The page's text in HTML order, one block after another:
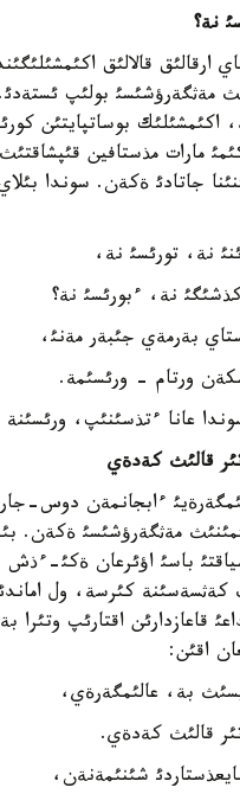
نة؟
ارقالئق قالالئق
مةثگةرؤشئسئ بولئپ
اكئمشئلئك بوساتپايتئن
مارات مذستافين قئپشاقتئث
جاتادئ ةكةن. سوندا
نة، تورئسئ نة،
نة، ءبورئسئ نة؟
بةرمةي جئبةر مةنئ،
ورتام - ورئسئمة.
عانا ءتذسئنئپ، ورئسئنة
قالئث كةدةي
ءابجانمةن دوس-
مةثگةرؤشئسئ ةكةن.
باسئ اؤئرعان ةكئ-ءذش
كةثسةسئنة كئرسة، ول
قاعازدارئن اقتارئپ وتئرا
اقئن:
بة، عالئمگةرةي،
قالئث كةدةي.
شئنئمةنةن،